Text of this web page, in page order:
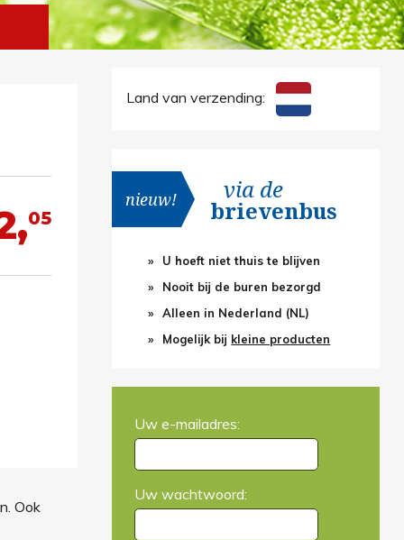
05
Ook
Land van verzending:
nieuw! via de
brievenbus
U hoeft niet thuis te blijven
Nooit bij de buren bezorgd
Alleen in Nederland (NL)
Mogelijk bij kleine producten
Uw e-mailadres:
Uw wachtwoord: